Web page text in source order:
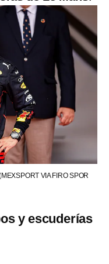
VIA FIRO SPOR
y escuderías